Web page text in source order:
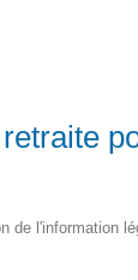
de l'information